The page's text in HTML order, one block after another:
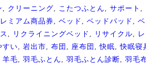
, クリーニング, こたつふとん , サポート ,
ミアム商品券 , ベッド , ベッドパッド ,
, リクライニングベッド , リサイクル,
すい, 岩出市, 布団 , 座布団 ,快眠,快眠寝
羊毛, 羽毛ふとん , 羽毛ふとん診断, 羽毛